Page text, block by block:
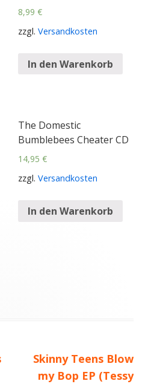
8,99 €
zzgl. Versandkosten
In den Warenkorb
The Domestic
Bumblebees Cheater CD
14,95 €
zzgl. Versandkosten
In den Warenkorb
Nächster
Beitrag
Skinny Teens Blow
my Bop EP (Tessy